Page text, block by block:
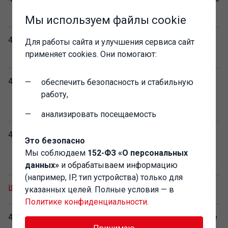
4601546146014
Конфигурация Штрих-М:Кассир
5. Коробочная поставка
4601546146045
Штрих-М: Кассир 5. Включает
4601546146038
платформу 1C:Предприятие 8.
Коробочная поставка
Штрих-М: Торговое предприятие 7
4601546136084
Штрих-М: Торговое предприятие
Мы используем файлы cookie
Для работы сайта и улучшения сервиса сайт
применяет cookies. Они помогают:
обеспечить безопасность и стабильную
работу,
анализировать посещаемость
Это безопасно
Мы соблюдаем 152-ФЗ «О персональных
данных» и обрабатываем информацию
(например, IP, тип устройства) только для
указанных целей. Полные условия — в
Политике конфиденциальности.